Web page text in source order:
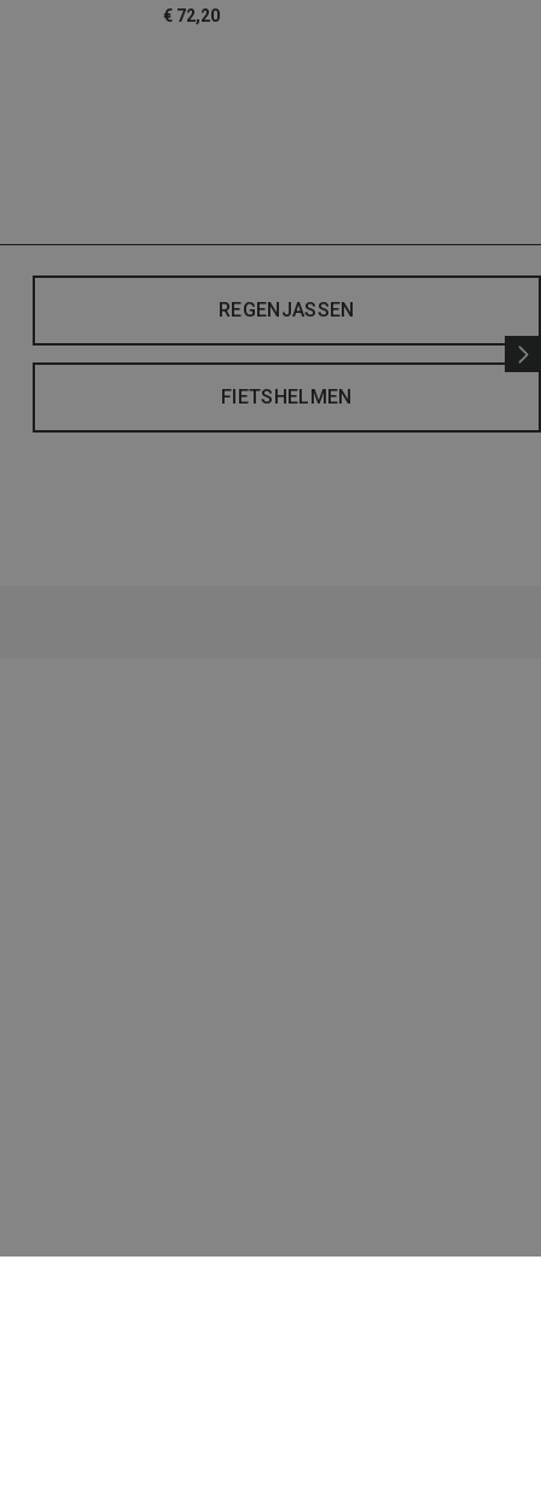
€ 72,20
REGENJASSEN
FIETSHELMEN